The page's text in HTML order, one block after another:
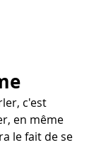
c'est
en même
le fait de se